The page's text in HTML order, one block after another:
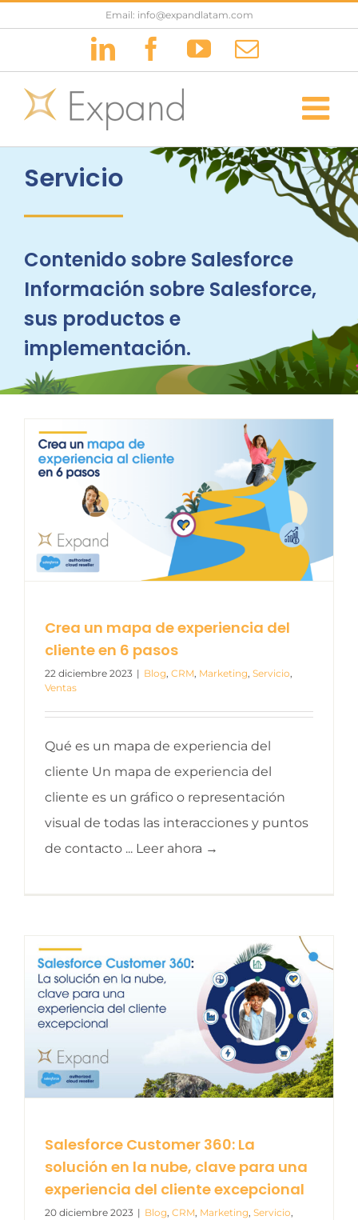
Email: info@expandlatam.com
LinkedInFacebook
YouTubeCorreo
Servicio
Contenido sobre Salesforce
Información sobre Salesforce,
sus productos e
implementación.
Crea un mapa de experiencia del
cliente en 6 pasos
22 diciembre 2023 | Blog, CRM, Marketing, Servicio,
Ventas
Qué es un mapa de experiencia del
cliente Un mapa de experiencia del
cliente es un gráfico o representación
visual de todas las interacciones y puntos
de contacto ... Leer ahora →
Salesforce Customer 360: La
solución en la nube, clave para una
experiencia del cliente excepcional
20 diciembre 2023 | Blog, CRM, Marketing, Servicio,